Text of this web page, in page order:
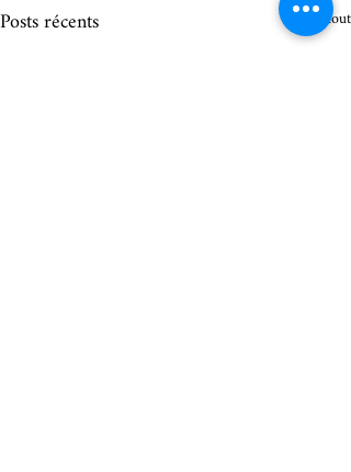
Posts récents Voir tout